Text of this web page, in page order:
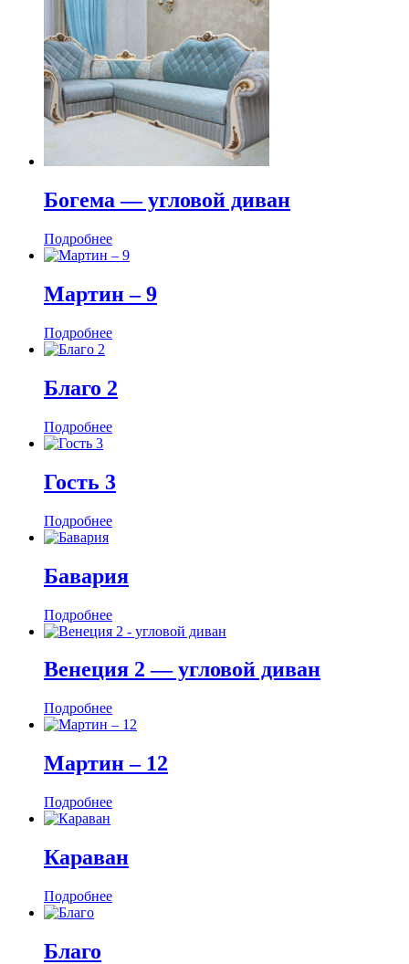
Богема — угловой диван
Подробнее
Мартин ‒ 9
Подробнее
Благо 2
Подробнее
Гость 3
Подробнее
Бавария
Подробнее
Венеция 2 — угловой диван
Подробнее
Мартин ‒ 12
Подробнее
Караван
Подробнее
Благо